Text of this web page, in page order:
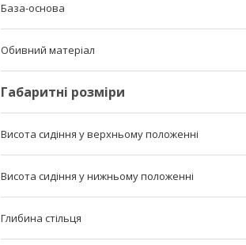
База-основа
Обивний матеріал
Габаритні розміри
Висота сидіння у верхньому положенні
Висота сидіння у нижньому положенні
Глибина стільця